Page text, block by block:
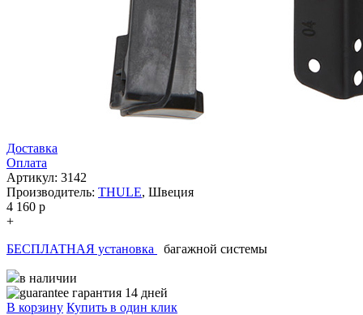
Доставка
Оплата
Артикул: 3142
Производитель: THULE, Швеция
4 160 p
+
БЕСПЛАТНАЯ установка
багажной системы
в наличии
гарантия 14 дней
В корзину Купить в один клик